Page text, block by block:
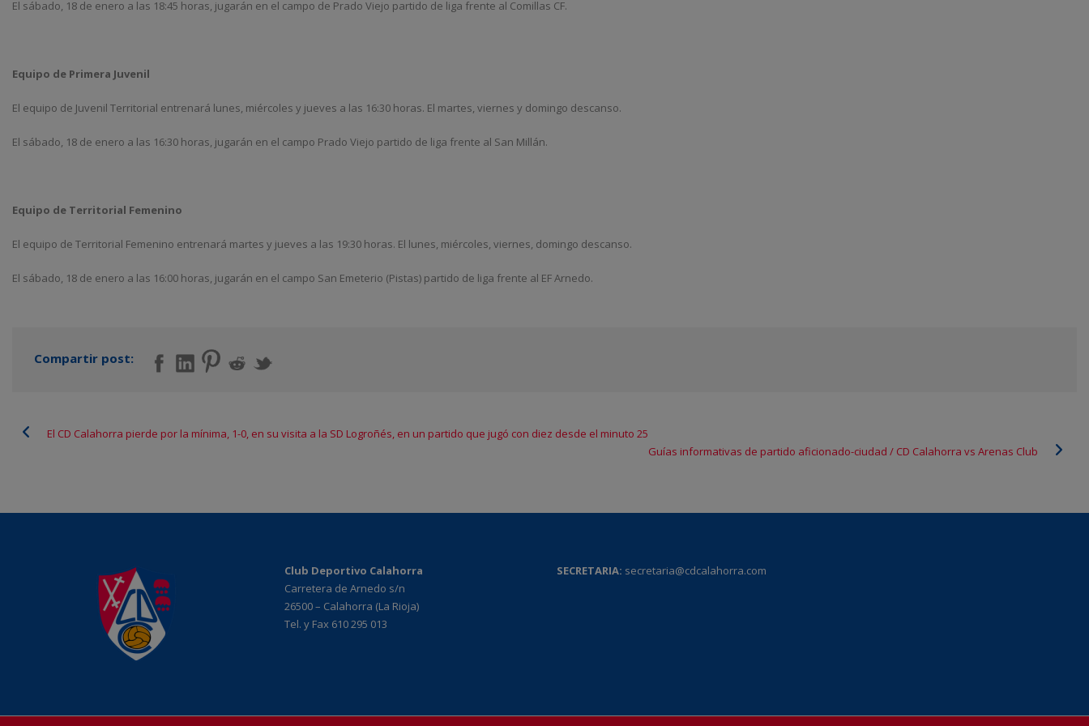
El sábado, 18 de enero a las 18:45 horas, jugarán en el campo de Prado Viejo partido de liga frente al Comillas CF.
Equipo de Primera Juvenil
El equipo de Juvenil Territorial entrenará lunes, miércoles y jueves a las 16:30 horas. El martes, viernes y domingo descanso.
El sábado, 18 de enero a las 16:30 horas, jugarán en el campo Prado Viejo partido de liga frente al San Millán.
Equipo de Territorial Femenino
El equipo de Territorial Femenino entrenará martes y jueves a las 19:30 horas. El lunes, miércoles, viernes, domingo descanso.
El sábado, 18 de enero a las 16:00 horas, jugarán en el campo San Emeterio (Pistas) partido de liga frente al EF Arnedo.
Compartir post:
El CD Calahorra pierde por la mínima, 1-0, en su visita a la SD Logroñés, en un partido que jugó con diez desde el minuto 25
Guías informativas de partido aficionado-ciudad / CD Calahorra vs Arenas Club
Club Deportivo Calahorra
Carretera de Arnedo s/n
26500 – Calahorra (La Rioja)
Tel. y Fax 610 295 013
SECRETARIA: secretaria@cdcalahorra.com